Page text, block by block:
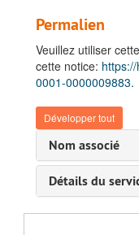
Permalien
Veuillez utiliser
cette notice:
0001-0000009883.
Développer tout
Nom associé
Détails du